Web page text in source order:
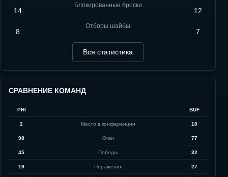
14
Блокированные броски
12
8
Отборы шайбы
7
Вся статистика
СРАВНЕНИЕ КОМАНД
PHI BUF
2 Место в конференции 10
98 Очки 77
45 Победы 32
19 Поражения 27